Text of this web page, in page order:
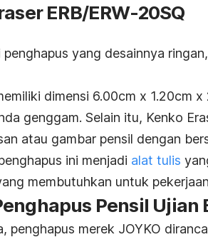
ERB/ERW-20SQ
penghapus yang desainnya
dimensi 6.00cm x 1.20cm
genggam. Selain itu, Kenko
atau gambar pensil dengan
ini menjadi alat tulis
membutuhkan untuk
Pensil Ujian
penghapus merek JOYKO